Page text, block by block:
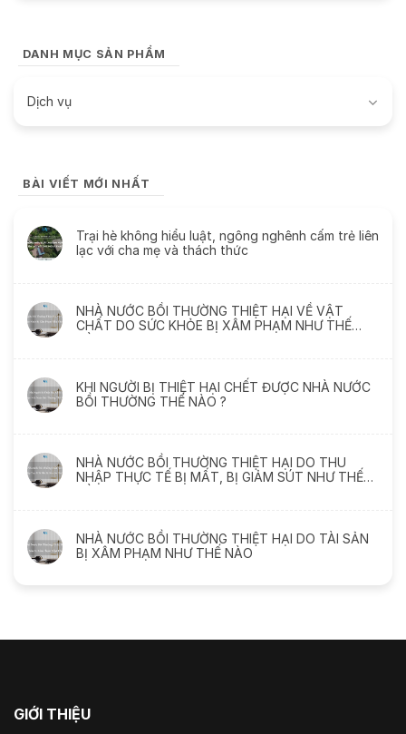
DANH MỤC SẢN PHẨM
Dịch vụ
BÀI VIẾT MỚI NHẤT
Trại hè không hiểu luật, ngông nghênh cấm trẻ liên
lạc với cha mẹ và thách thức
NHÀ NƯỚC BỒI THƯỜNG THIỆT HẠI VỀ VẬT
CHẤT DO SỨC KHỎE BỊ XÂM PHẠM NHƯ THẾ
KHI NGƯỜI BỊ THIỆT HẠI CHẾT ĐƯỢC NHÀ NƯỚC
BỒI THƯỜNG THẾ NÀO ?
NHÀ NƯỚC BỒI THƯỜNG THIỆT HẠI DO THU
NHẬP THỰC TẾ BỊ MẤT, BỊ GIẢM SÚT NHƯ THẾ
NHÀ NƯỚC BỒI THƯỜNG THIỆT HẠI DO TÀI SẢN
BỊ XÂM PHẠM NHƯ THẾ NÀO
GIỚI THIỆU